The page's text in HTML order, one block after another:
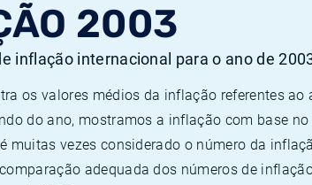
2003
inflação internacional para o ano de
os valores médios da inflação referentes
do ano, mostramos a inflação com base
muitas vezes considerado o número da
adequada dos números de